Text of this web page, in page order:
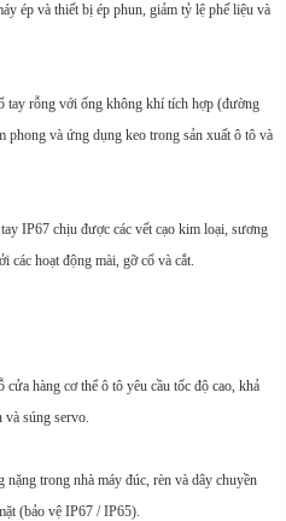
ép và thiết bị ép phun, giảm tỷ lệ phế liệu và
tay rỗng với ống không khí tích hợp (đường
và ứng dụng keo trong sản xuất ô tô và
IP67 chịu được các vết cạo kim loại, sương
các hoạt động mài, gỡ cổ và cắt.
hàng cơ thể ô tô yêu cầu tốc độ cao, khả
và súng servo.
trong nhà máy đúc, rèn và dây chuyền
(bảo vệ IP67 / IP65).